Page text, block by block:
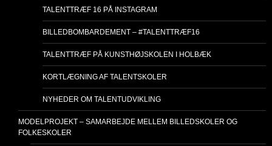
TALENTTRÆF 16 PÅ INSTAGRAM
BILLEDBOMBARDEMENT – #TALENTTRÆF16
TALENTTRÆF PÅ KUNSTHØJSKOLEN I HOLBÆK
KORTLÆGNING AF TALENTSKOLER
NYHEDER OM TALENTUDVIKLING
MODELPROJEKT – SAMARBEJDE MELLEM BILLEDSKOLER OG
FOLKESKOLER